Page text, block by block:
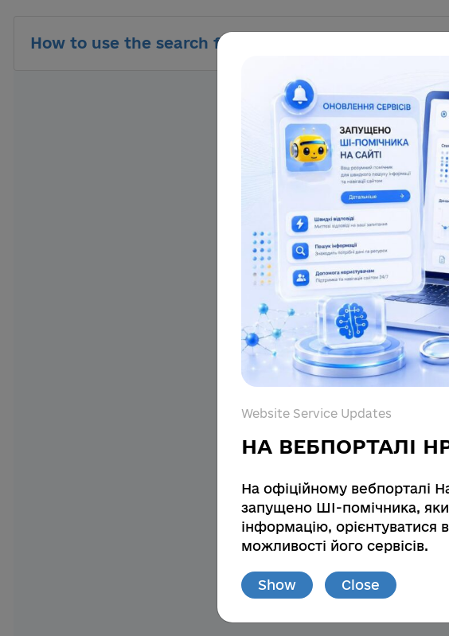
How to use the search function
Website Service Updates
НА ВЕБПОРТАЛІ
На офіційному вебпорталі
запущено ШІ-помічника,
інформацію, орієнтуватися
можливості його сервісів.
Show Close